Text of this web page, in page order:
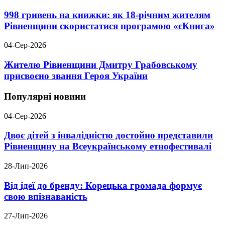
998 гривень на книжки: як 18-річним жителям
Рівненщини скористатися програмою «єКнига»
04-Сер-2026
Жителю Рівненщини Дмитру Грабовському
присвоєно звання Героя України
Популярні новини
04-Сер-2026
Двоє дітей з інвалідністю достойно представили
Рівненщину на Всеукраїнському етнофестивалі
28-Лип-2026
Від ідеї до бренду: Корецька громада формує
свою впізнаваність
27-Лип-2026